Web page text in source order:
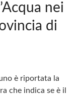
nei
di
è riportata la
che indica se è il